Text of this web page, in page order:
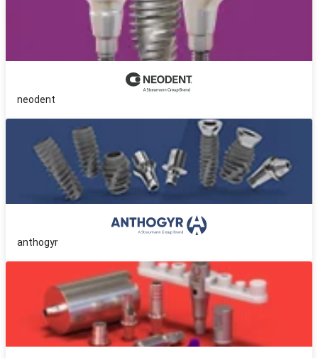
neodent
anthogyr